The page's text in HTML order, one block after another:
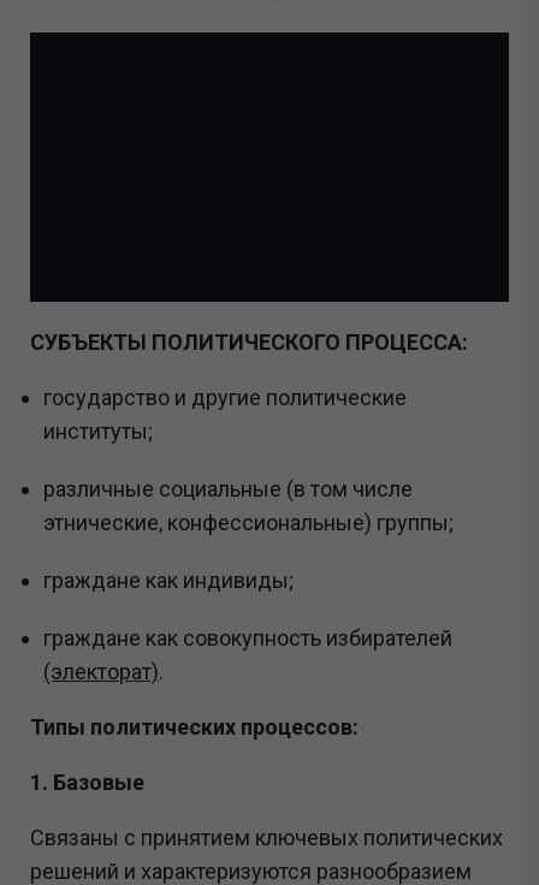
СУБЪЕКТЫ ПОЛИТИЧЕСКОГО ПРОЦЕССА:
государство и другие политические
институты;
различные социальные (в том числе
этнические, конфессиональные) группы;
граждане как индивиды;
граждане как совокупность избирателей
(электорат).
Типы политических процессов:
1. Базовые
Связаны с принятием ключевых политических
решений и характеризуются разнообразием